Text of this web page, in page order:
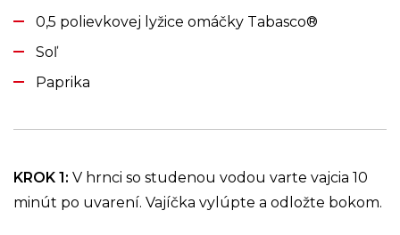
0,5 polievkovej lyžice omáčky Tabasco®
Soľ
Paprika
KROK 1: V hrnci so studenou vodou varte vajcia 10
minút po uvarení. Vajíčka vylúpte a odložte bokom.